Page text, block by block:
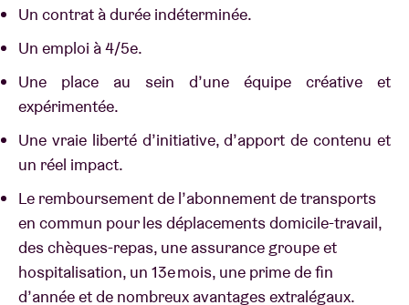
Un contrat à durée indéterminée.
Un emploi à 4/5e.
Une place au sein d’une équipe créative et
expérimentée.
Une vraie liberté d’initiative, d’apport de contenu et
un réel impact.
Le remboursement de l’abonnement de transports
en commun pour les déplacements domicile-travail,
des chèques-repas, une assurance groupe et
hospitalisation, un 13e mois, une prime de fin
d’année et de nombreux avantages extralégaux.